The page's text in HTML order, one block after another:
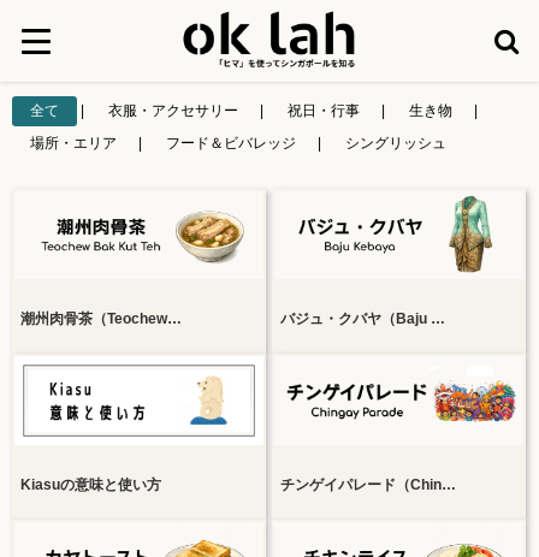
全て 衣服・アクセサリー 祝日・行事 生き物
場所・エリア
フード＆ビバレッジ シングリッシュ
潮州肉骨茶（Teochew… バジュ・クバヤ（Baju …
Kiasuの意味と使い方 チンゲイパレード（Chin…